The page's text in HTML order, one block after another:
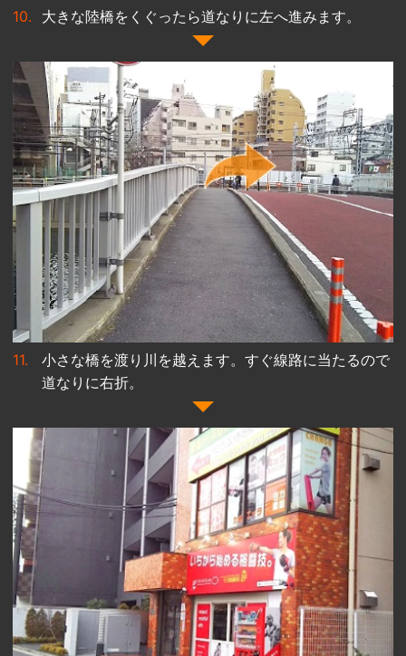
大きな陸橋をくぐったら道なりに左へ進みます。
小さな橋を渡り川を越えます。すぐ線路に当たるので
道なりに右折。